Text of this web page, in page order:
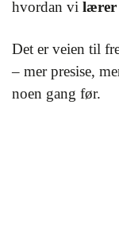
hvordan vi lærer
Det er veien til
– mer presise,
noen gang før.